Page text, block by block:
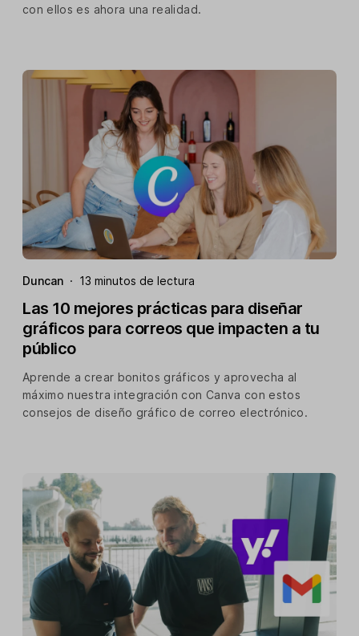
con ellos es ahora una realidad.
Duncan · 13 minutos de lectura
Las 10 mejores prácticas para diseñar
gráficos para correos que impacten a tu
público
Aprende a crear bonitos gráficos y aprovecha al
máximo nuestra integración con Canva con estos
consejos de diseño gráfico de correo electrónico.